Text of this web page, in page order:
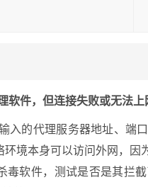
件，但连接失败或无法上
入的代理服务器地址、端
境本身可以访问外网，
毒软件，测试是否是其拦